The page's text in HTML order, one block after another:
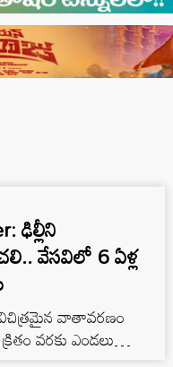
ఢిల్లీని
వేసవిలో 6 ఏళ్ల
వాతావరణం
వరకు ఎండలు